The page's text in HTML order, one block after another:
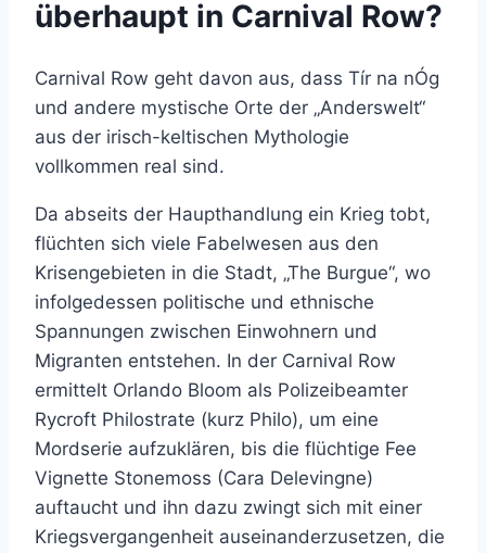
überhaupt in Carnival Row?
Carnival Row geht davon aus, dass Tír na nÓg
und andere mystische Orte der „Anderswelt“
aus der irisch-keltischen Mythologie
vollkommen real sind.
Da abseits der Haupthandlung ein Krieg tobt,
flüchten sich viele Fabelwesen aus den
Krisengebieten in die Stadt, „The Burgue“, wo
infolgedessen politische und ethnische
Spannungen zwischen Einwohnern und
Migranten entstehen. In der Carnival Row
ermittelt Orlando Bloom als Polizeibeamter
Rycroft Philostrate (kurz Philo), um eine
Mordserie aufzuklären, bis die flüchtige Fee
Vignette Stonemoss (Cara Delevingne)
auftaucht und ihn dazu zwingt sich mit einer
Kriegsvergangenheit auseinanderzusetzen, die